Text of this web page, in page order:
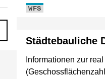
WFS
Städtebauliche
Informationen zur